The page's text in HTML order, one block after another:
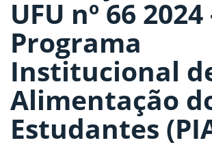
UFU nº 66 2024
Programa
Institucional
Alimentação
Estudantes